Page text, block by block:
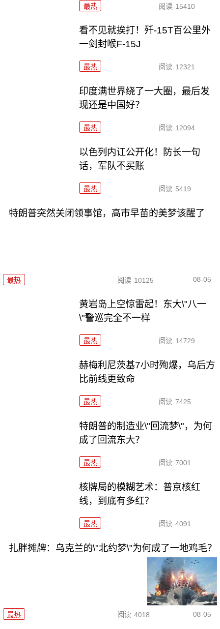
最热 阅读 15410
看不见就挨打！歼-15T百公里外
一剑封喉F-15J
最热 阅读 12321
印度满世界绕了一大圈，最后发
现还是中国好？
最热 阅读 12094
以色列内讧公开化！防长一句
话，军队不买账
最热 阅读 5419
特朗普突然关闭领事馆，高市早苗的美梦该醒了
最热 阅读 10125 08-05
黄岩岛上空惊雷起！东大\"八一
\"警巡完全不一样
最热 阅读 14729
赫梅利尼茨基7小时殉爆，乌后方
比前线更致命
最热 阅读 7425
特朗普的制造业\"回流梦\"，为何
成了回流东大？
最热 阅读 7001
核牌局的模糊艺术：普京核红
线，到底有多红？
最热 阅读 4091
扎胖摊牌：乌克兰的\"北约梦\"为何成了一地鸡毛？
最热 阅读 4018 08-05